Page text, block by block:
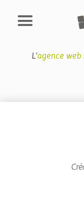
L'agence web